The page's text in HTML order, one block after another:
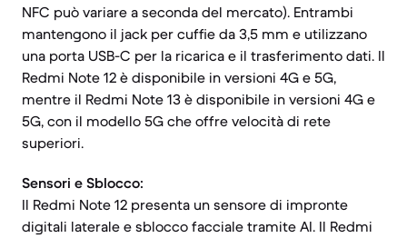
NFC può variare a seconda del mercato). Entrambi
mantengono il jack per cuffie da 3,5 mm e utilizzano
una porta USB-C per la ricarica e il trasferimento dati. Il
Redmi Note 12 è disponibile in versioni 4G e 5G,
mentre il Redmi Note 13 è disponibile in versioni 4G e
5G, con il modello 5G che offre velocità di rete
superiori.
Sensori e Sblocco:
Il Redmi Note 12 presenta un sensore di impronte
digitali laterale e sblocco facciale tramite AI. Il Redmi